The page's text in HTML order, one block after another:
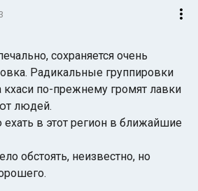
сохраняется очень
Радикальные группировки
по-прежнему громят лавки
людей.
в этот регион в ближайшие
обстоять, неизвестно, но